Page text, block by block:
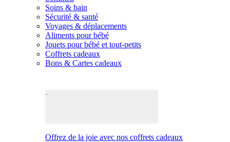
Soins & bain
Sécurité & santé
Voyages & déplacements
Aliments pour bébé
Jouets pour bébé et tout-petits
Coffrets cadeaux
Bons & Cartes cadeaux
Offrez de la joie avec nos coffrets cadeaux